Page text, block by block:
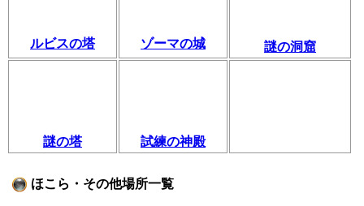
ルビスの塔 ゾーマの城 謎の洞窟
謎の塔 試練の神殿
ほこら・その他場所一覧